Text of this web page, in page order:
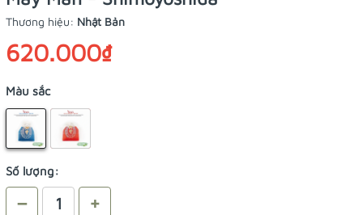
Thương hiệu: Nhật Bản
620.000₫
Màu sắc
Số lượng:
– +